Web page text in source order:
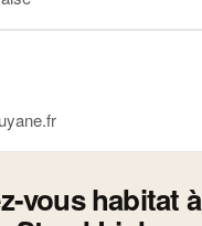
vous habitat à